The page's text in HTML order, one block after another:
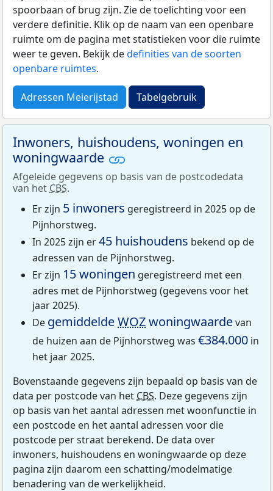
spoorbaan of brug zijn. Zie de toelichting voor een
verdere definitie. Klik op de naam van een openbare
ruimte om de pagina met statistieken voor die ruimte
weer te geven. Bekijk dedefinities van de soorten
openbare ruimtes.
Adressen Meierijstad Tabelgebruik
Inwoners, huishoudens, woningen en
woningwaarde
Afgeleide gegevens op basis van de postcodedata
van het CBS.
Er zijn 5 inwoners geregistreerd in 2025 op de
Pijnhorstweg.
In 2025 zijn er45 huishoudens bekend op de
adressen van de Pijnhorstweg.
Er zijn 15 woningen geregistreerd met een
adres met de Pijnhorstweg (gegevens voor het
jaar 2025).
De gemiddeldeWOZwoningwaardevan
de huizen aan de Pijnhorstweg was €384.000 in
het jaar 2025.
Bovenstaande gegevens zijn bepaald op basis van de
data per postcode van het CBS. Deze gegevens zijn
op basis van het aantal adressen met woonfunctie in
een postcode en het aantal adressen voor die
postcode per straat berekend. De data over
inwoners, huishoudens en woningwaarde op deze
pagina zijn daarom een schatting/modelmatige
benadering van de werkelijkheid.